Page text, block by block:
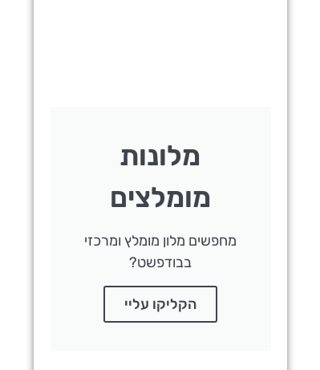
מלונות
מומלצים
מחפשים מלון מומלץ ומרכזי
בבודפשט?
הקליקו עליי